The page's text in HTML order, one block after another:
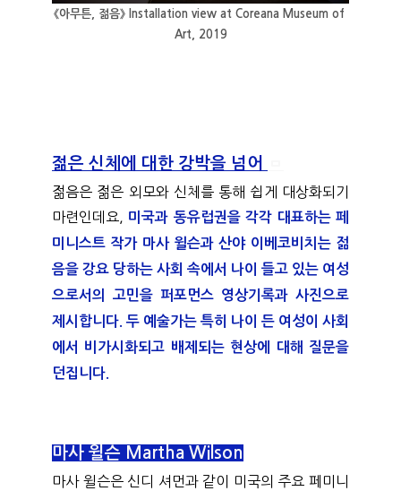
《아무튼, 젊음》 Installation view at Coreana Museum of
Art, 2019
젊은 신체에 대한 강박을 넘어
젊음은 젊은 외모와 신체를 통해 쉽게 대상화되기
마련인데요, 미국과 동유럽권을 각각 대표하는 페
미니스트 작가 마사 윌슨과 산야 이베코비치는 젊
음을 강요 당하는 사회 속에서 나이 들고 있는 여성
으로서의 고민을 퍼포먼스 영상기록과 사진으로
제시합니다. 두 예술가는 특히 나이 든 여성이 사회
에서 비가시화되고 배제되는 현상에 대해 질문을
던집니다.
마사 윌슨 Martha Wilson
마사 윌슨은 신디 셔먼과 같이 미국의 주요 페미니